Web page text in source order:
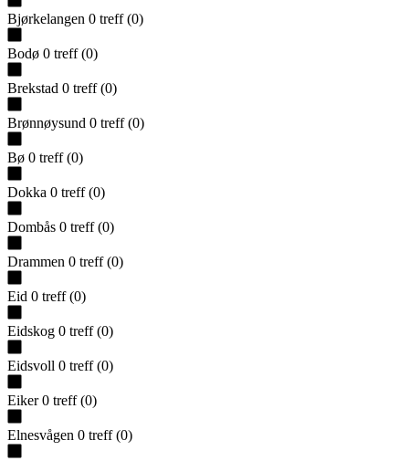
Bjørkelangen 0 treff (0)
Bodø 0 treff (0)
Brekstad 0 treff (0)
Brønnøysund 0 treff (0)
Bø 0 treff (0)
Dokka 0 treff (0)
Dombås 0 treff (0)
Drammen 0 treff (0)
Eid 0 treff (0)
Eidskog 0 treff (0)
Eidsvoll 0 treff (0)
Eiker 0 treff (0)
Elnesvågen 0 treff (0)